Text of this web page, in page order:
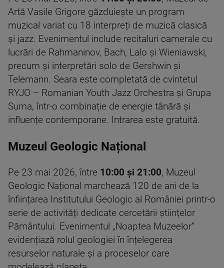
Artă Vasile Grigore găzduiește un program
muzical variat cu 18 interpreți de muzică clasică
și jazz. Evenimentul include recitaluri camerale cu
lucrări de Rahmaninov, Bach, Lalo și Wieniawski,
precum și interpretări solo de Gershwin și
Telemann. Seara este completată de cvintetul
RYJO – Romanian Youth Jazz Orchestra și Grupa
Suma, într-o combinație de energie tânără și
influențe contemporane. Intrarea este gratuită.
Muzeul Geologic Național
Pe 23 mai 2026, între 10:00 și 21:00, Muzeul
Geologic Național marchează 120 de ani de la
înființarea Institutului Geologic al României printr-o
serie de activități dedicate cercetării științelor
Pământului. Evenimentul „Noaptea Muzeelor”
evidențiază rolul geologiei în înțelegerea
resurselor naturale și a proceselor care